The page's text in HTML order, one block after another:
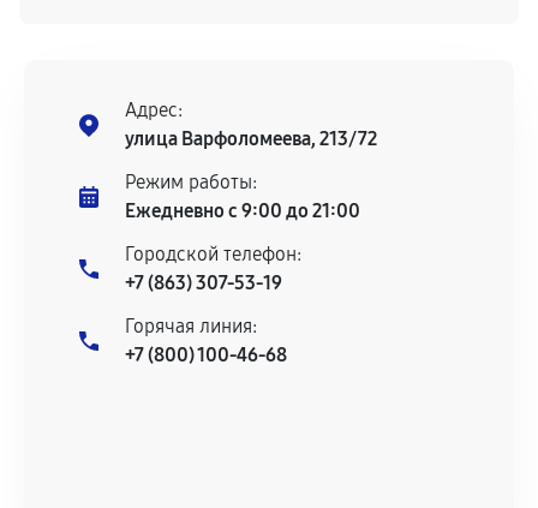
Адрес:
улица Варфоломеева, 213/72
Режим работы:
Ежедневно с 9:00 до 21:00
Городской телефон:
+7 (863) 307-53-19
Горячая линия:
+7 (800) 100-46-68